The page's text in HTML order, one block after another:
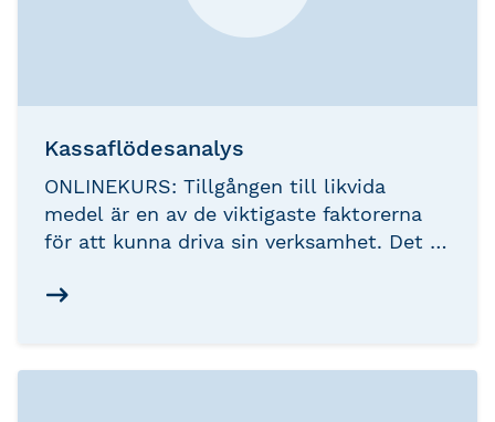
Kassaflödesanalys
ONLINEKURS: Tillgången till likvida
medel är en av de viktigaste faktorerna
för att kunna driva sin verksamhet. Det är
uppstår, binds i verksamheten och kan